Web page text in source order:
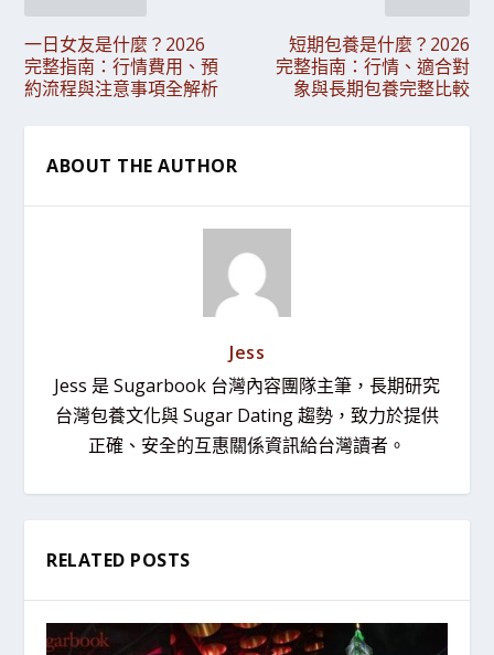
一日女友是什麼？2026
完整指南：行情費用、預
約流程與注意事項全解析
短期包養是什麼？2026
完整指南：行情、適合對
象與長期包養完整比較
ABOUT THE AUTHOR
Jess
Jess 是 Sugarbook 台灣內容團隊主筆，長期研究
台灣包養文化與 Sugar Dating 趨勢，致力於提供
正確、安全的互惠關係資訊給台灣讀者。
RELATED POSTS